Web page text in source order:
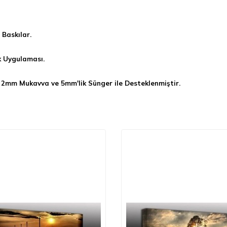
Mukavva ve 5mm'lik Sünger ile Desteklenmiştir.